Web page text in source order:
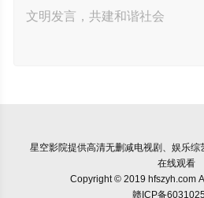
星空影院提供高清无删减电视剧、娱乐
在线观看
Copyright © 2019 hfszyh.com
赣ICP备